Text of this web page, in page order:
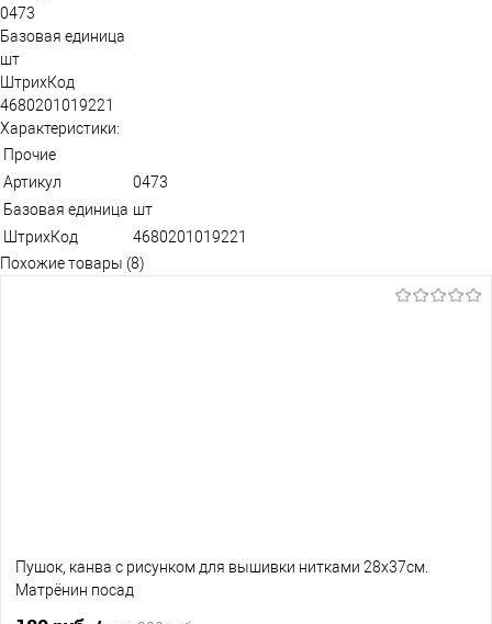
0473
Базовая единица
шт
ШтрихКод
4680201019221
Характеристики:
Прочие
Артикул
0473
Базовая единица шт
ШтрихКод
4680201019221
Похожие товары (8)
Пушок, канва с рисунком для вышивки нитками 28х37см.
Матрёнин посад